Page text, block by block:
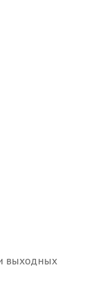
часов Xiaomi
выходных